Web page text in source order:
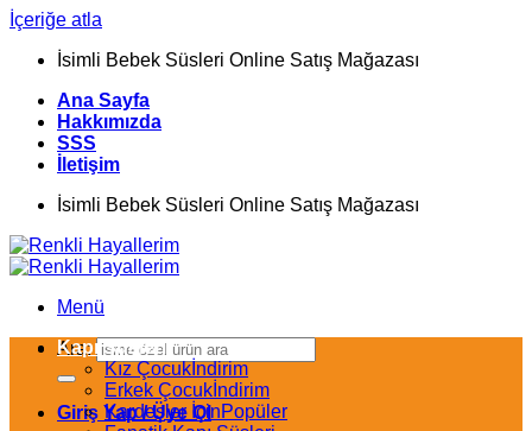
İçeriğe atla
İsimli Bebek Süsleri Online Satış Mağazası
Ana Sayfa
Hakkımızda
SSS
İletişim
İsimli Bebek Süsleri Online Satış Mağazası
Menü
Ara:
Giriş Yap / Üye Ol
Kapı Süsleri
Kız Çocuk
Erkek Çocuk
Kardeşler İçin